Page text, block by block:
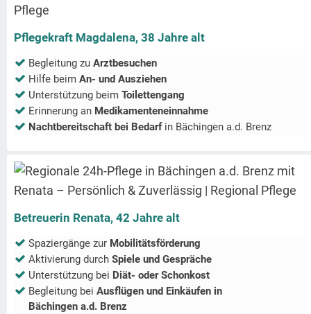
Pflegekraft Magdalena, 38 Jahre alt
Begleitung zu Arztbesuchen
Hilfe beim An- und Ausziehen
Unterstützung beim Toilettengang
Erinnerung an Medikamenteneinnahme
Nachtbereitschaft bei Bedarfin Bächingen a.d. Brenz
Betreuerin Renata, 42 Jahre alt
Spaziergänge zur Mobilitätsförderung
Aktivierung durch Spiele und Gespräche
Unterstützung bei Diät- oder Schonkost
Begleitung bei Ausflügen und Einkäufen in
Bächingen a.d. Brenz